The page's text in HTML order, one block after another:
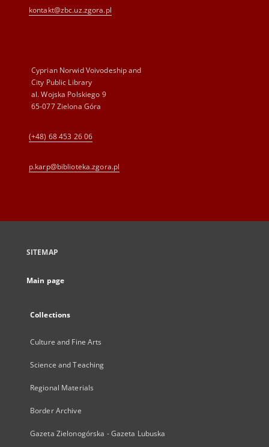
kontakt@zbc.uz.zgora.pl
Cyprian Norwid Voivodeship and
City Public Library
al. Wojska Polskiego 9
65-077 Zielona Góra
(+48) 68 453 26 06
p.karp@biblioteka.zgora.pl
SITEMAP
Main page
Collections
Culture and Fine Arts
Science and Teaching
Regional Materials
Border Archive
Gazeta Zielonogórska - Gazeta Lubuska